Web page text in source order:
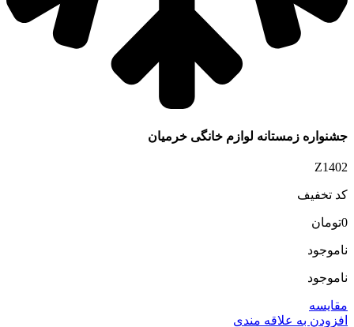
جشنواره زمستانه لوازم خانگی خرمیان
Z1402
کد تخفیف
0تومان
ناموجود
ناموجود
مقایسه
افزودن به علاقه مندی